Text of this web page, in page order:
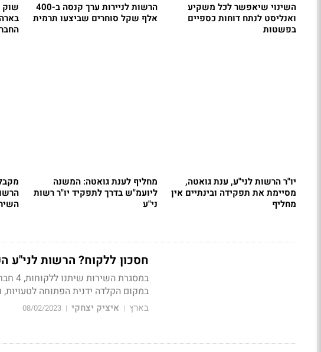
השינוי שיאפשר לכל משקיע
ואנליסט לנתח דוחות כספיים
בפשטות
הרשות לניירות ערך קנסה ב-400
אלף שקל סוחרים שביצעו תרמית
שוק
יו"ר הרשות לני"ע, ענת גואטה,
מסיימת את תפקידה ובינתיים אין
מחליף
מחליף לענת גואטה: המשנה
ליועמ"ש בדרך לתפקיד יו"ר רשות
ני"ע
חסכון ללקוח? הרשות לני"ע
במקום הקלדה ידנית הפתוחה
בארץ | איציק יצחקי |
08/02/2023